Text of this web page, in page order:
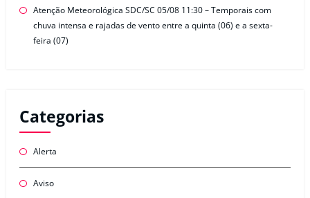
Atenção Meteorológica SDC/SC 05/08 11:30 – Temporais com
chuva intensa e rajadas de vento entre a quinta (06) e a sexta-
feira (07)
Categorias
Alerta
Aviso